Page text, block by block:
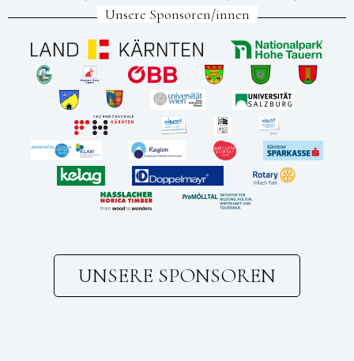
Unsere Sponsoren/innen
UNSERE SPONSOREN